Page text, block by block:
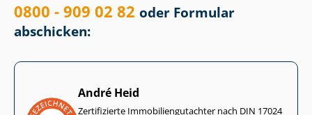
0800 - 909 02 82 oder Formular
abschicken:
André Heid
Zertifizierte Im­mo­bi­li­en­gut­ach­ter nach DIN 17024